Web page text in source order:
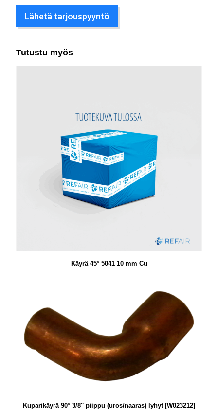
Lähetä tarjouspyyntö
Tutustu myös
Käyrä 45° 5041 10 mm Cu
Kuparikäyrä 90° 3/8″ piippu (uros/naaras) lyhyt [W023212]